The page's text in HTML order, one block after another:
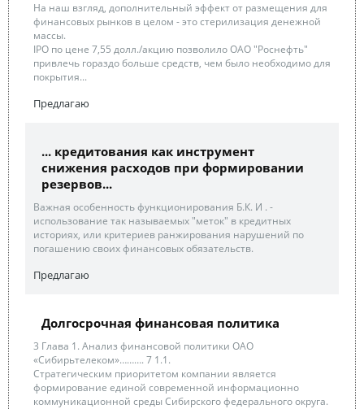
На наш взгляд, дополнительный эффект от размещения для
финансовых рынков в целом - это стерилизация денежной
массы.
IPO по цене 7,55 долл./акцию позволило ОАО "Роснефть"
привлечь гораздо больше средств, чем было необходимо для
покрытия...
Предлагаю
... кредитования как инструмент
снижения расходов при формировании
резервов...
Важная особенность функционирования Б.К. И . -
использование так называемых "меток" в кредитных
историях, или критериев ранжирования нарушений по
погашению своих финансовых обязательств.
Предлагаю
Долгосрочная финансовая политика
3 Глава 1. Анализ финансовой политики ОАО
«Сибирьтелеком»………. 7 1.1.
Стратегическим приоритетом компании является
формирование единой современной информационно
коммуникационной среды Сибирского федерального округа.